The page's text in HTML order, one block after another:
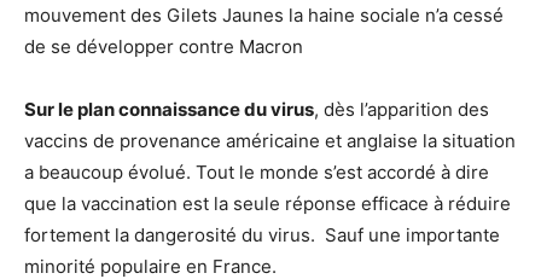
mouvement des Gilets Jaunes la haine sociale n’a cessé
de se développer contre Macron
Sur le plan connaissance du virus, dès l’apparition des
vaccins de provenance américaine et anglaise la situation
a beaucoup évolué. Tout le monde s’est accordé à dire
que la vaccination est la seule réponse efficace à réduire
fortement la dangerosité du virus. Sauf une importante
minorité populaire en France.